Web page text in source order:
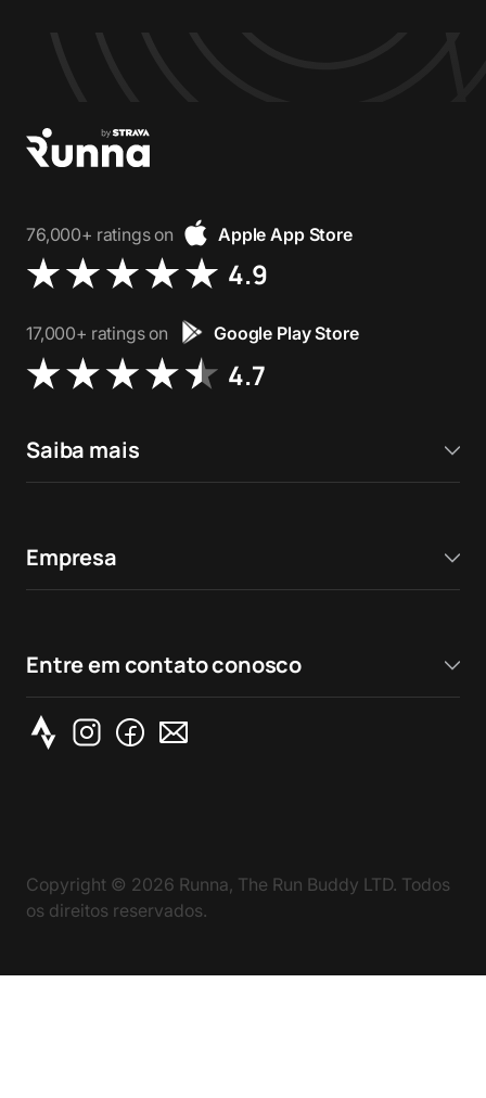
76,000+ ratings on Apple App Store
4.9
17,000+ ratings on Google Play Store
4.7
Saiba mais
Empresa
Entre em contato conosco
Copyright © 2026 Runna, The Run Buddy LTD. Todos
os direitos reservados.